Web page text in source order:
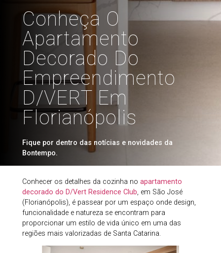
Conheça O
Apartamento
Decorado Do
Empreendimento
D/VERT Em
Florianópolis
Fique por dentro das notícias e novidades da
Bontempo.
Conhecer os detalhes da cozinha no apartamento
decorado do D/Vert Residence Club, em São José
(Florianópolis), é passear por um espaço onde design,
funcionalidade e natureza se encontram para
proporcionar um estilo de vida único em uma das
regiões mais valorizadas de Santa Catarina.